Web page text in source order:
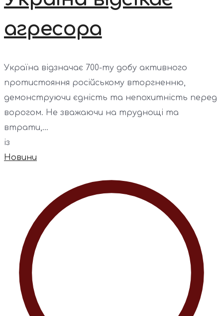
агресора
Україна відзначає 700-ту добу активного
протистояння російському вторгненню,
демонструючи єдність та непохитність перед
ворогом. Не зважаючи на труднощі та
втрати,...
із
Новини